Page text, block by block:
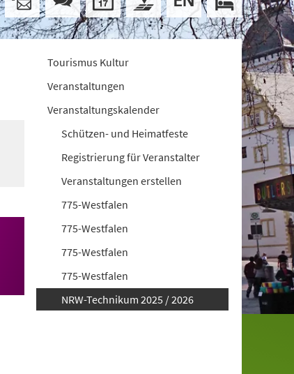
Tourismus Kultur
Veranstaltungen
Veranstaltungskalender
Schützen- und Heimatfeste
Registrierung für Veranstalter
Veranstaltungen erstellen
775-Westfalen
775-Westfalen
775-Westfalen
775-Westfalen
NRW-Technikum 2025 / 2026